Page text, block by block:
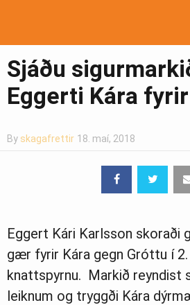
Greinasafn
Sjáðu
Eggerti Kára
By skagafrettir 18. maí, 2018
Eggert Kári Karlsson skoraði
gær fyrir Kára gegn Gróttu í
knattspyrnu. Markið reyndist
leiknum og tryggði Kára